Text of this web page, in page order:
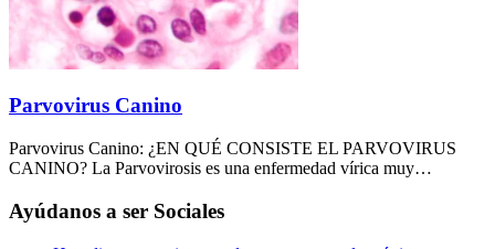
Parvovirus Canino
Parvovirus Canino: ¿EN QUÉ CONSISTE EL PARVOVIRUS
CANINO? La Parvovirosis es una enfermedad vírica muy…
Ayúdanos a ser Sociales